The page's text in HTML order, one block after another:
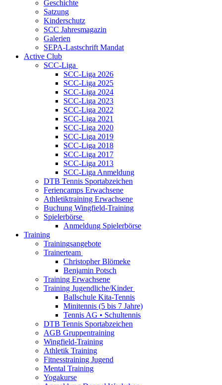
Geschichte
Satzung
Kinderschutz
SCC Jahresmagazin
Galerien
SEPA-Lastschrift Mandat
Active Club
SCC-Liga
SCC-Liga 2026
SCC-Liga 2025
SCC-Liga 2024
SCC-Liga 2023
SCC-Liga 2022
SCC-Liga 2021
SCC-Liga 2020
SCC-Liga 2019
SCC-Liga 2018
SCC-Liga 2017
SCC-Liga 2013
SCC-Liga Anmeldung
DTB Tennis Sportabzeichen
Feriencamps Erwachsene
Athletiktraining Erwachsene
Buchung Wingfield-Training
Spielerbörse
Anmeldung Spielerbörse
Training
Trainingsangebote
Trainerteam
Christopher Blömeke
Benjamin Potsch
Training Erwachsene
Training Jugendliche/Kinder
Ballschule Kita-Tennis
Minitennis (5 bis 7 Jahre)
Tennis AG • Schultennis
DTB Tennis Sportabzeichen
AGB Gruppentraining
Wingfield-Training
Athletik Training
Fitnesstraining Jugend
Mental Training
Yogakurse